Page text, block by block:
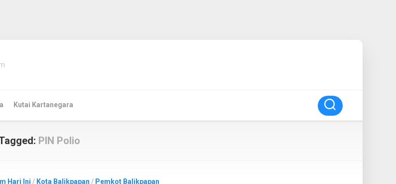
Kutai Kartanegara
PIN Polio
Hari Ini / Kota Balikpapan / Pemkot Balikpapan